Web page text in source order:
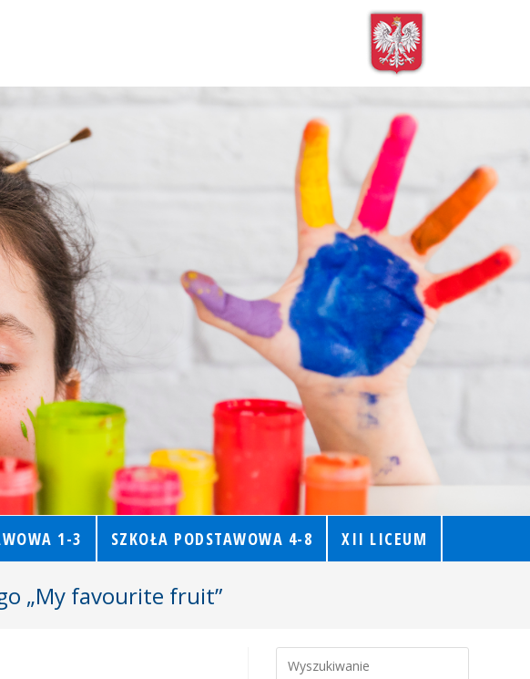
1-3 SZKOŁA PODSTAWOWA 4-8 XII LICEUM
„My favourite fruit”